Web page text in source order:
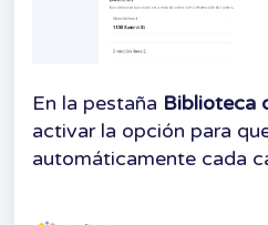
En la pestaña Biblioteca
activar la opción para
automáticamente cada